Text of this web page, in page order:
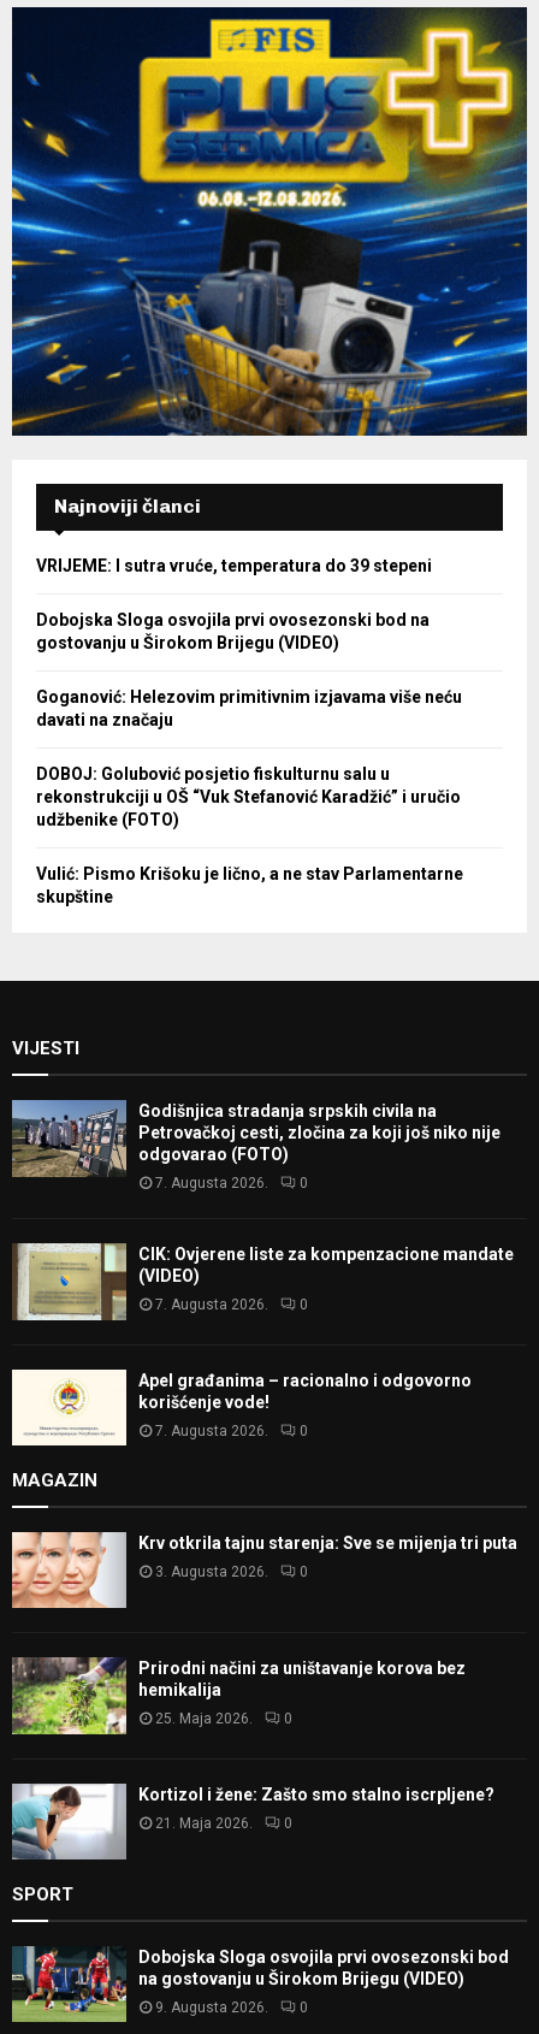
H
Najnoviji članci
VRIJEME: I sutra vruće, temperatura do 39 stepeni
Dobojska Sloga osvojila prvi ovosezonski bod na
gostovanju u Širokom Brijegu (VIDEO)
Goganović: Helezovim primitivnim izjavama više neću
davati na značaju
DOBOJ: Golubović posjetio fiskulturnu salu u
rekonstrukciji u OŠ “Vuk Stefanović Karadžić” i uručio
udžbenike (FOTO)
Vulić: Pismo Krišoku je lično, a ne stav Parlamentarne
skupštine
VIJESTI
Godišnjica stradanja srpskih civila na
Petrovačkoj cesti, zločina za koji još niko nije
odgovarao (FOTO)
7. Augusta 2026. 0
CIK: Ovjerene liste za kompenzacione mandate
(VIDEO)
7. Augusta 2026. 0
Apel građanima – racionalno i odgovorno
korišćenje vode!
7. Augusta 2026. 0
MAGAZIN
Krv otkrila tajnu starenja: Sve se mijenja tri puta
3. Augusta 2026. 0
Prirodni načini za uništavanje korova bez
hemikalija
25. Maja 2026. 0
Kortizol i žene: Zašto smo stalno iscrpljene?
21. Maja 2026. 0
SPORT
Dobojska Sloga osvojila prvi ovosezonski bod
na gostovanju u Širokom Brijegu (VIDEO)
9. Augusta 2026. 0